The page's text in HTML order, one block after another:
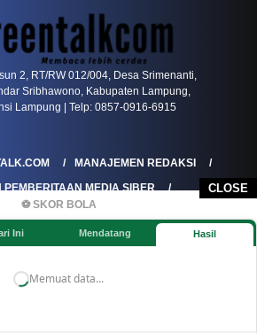
CLOSE
⚽ SKOR BOLA
Ini Mendatang Hasil
Memuat data...
2, RT/RW 012/004, Desa Srimenanti,
Sribhawono, Kabupaten Lampung,
Lampung | Telp: 0857-0916-6915
MANAJEMEN REDAKSI
PEMBERITAAN MEDIA SIBER
PEMBERITAAN RAMAH ANAK
KEBIJAKAN IKLAN / ADVERTORIAL